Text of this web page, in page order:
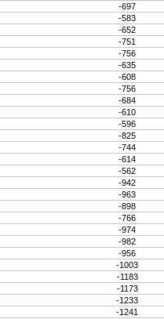
-697
-583
-652
-751
-756
-635
-608
-756
-684
-610
-596
-825
-744
-614
-562
-942
-963
-898
-766
-974
-982
-956
-1003
-1183
-1173
-1233
-1241